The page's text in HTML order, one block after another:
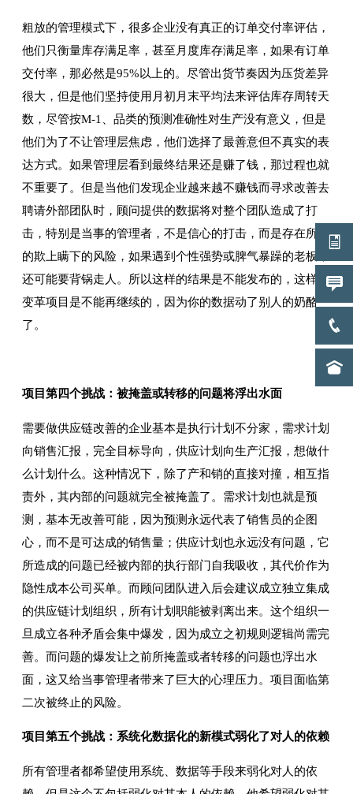
粗放的管理模式下，很多企业没有真正的订单交付率评估，
他们只衡量库存满足率，甚至月度库存满足率，如果有订单
交付率，那必然是95%以上的。尽管出货节奏因为压货差异
很大，但是他们坚持使用月初月末平均法来评估库存周转天
数，尽管按M-1、品类的预测准确性对生产没有意义，但是
他们为了不让管理层焦虑，他们选择了最善意但不真实的表
达方式。如果管理层看到最终结果还是赚了钱，那过程也就
不重要了。但是当他们发现企业越来越不赚钱而寻求改善去
聘请外部团队时，顾问提供的数据将对整个团队造成了打
击，特别是当事的管理者，不是信心的打击，而是存在所谓
的欺上瞒下的风险，如果遇到个性强势或脾气暴躁的老板，
还可能要背锅走人。所以这样的结果是不能发布的，这样的
变革项目是不能再继续的，因为你的数据动了别人的奶酪
了。
项目第四个挑战：被掩盖或转移的问题将浮出水面
需要做供应链改善的企业基本是执行计划不分家，需求计划
向销售汇报，完全目标导向，供应计划向生产汇报，想做什
么计划什么。这种情况下，除了产和销的直接对撞，相互指
责外，其内部的问题就完全被掩盖了。需求计划也就是预
测，基本无改善可能，因为预测永远代表了销售员的企图
心，而不是可达成的销售量；供应计划也永远没有问题，它
所造成的问题已经被内部的执行部门自我吸收，其代价作为
隐性成本公司买单。而顾问团队进入后会建议成立独立集成
的供应链计划组织，所有计划职能被剥离出来。这个组织一
旦成立各种矛盾会集中爆发，因为成立之初规则逻辑尚需完
善。而问题的爆发让之前所掩盖或者转移的问题也浮出水
面，这又给当事管理者带来了巨大的心理压力。项目面临第
二次被终止的风险。
项目第五个挑战：系统化数据化的新模式弱化了对人的依赖
所有管理者都希望使用系统、数据等手段来弱化对人的依